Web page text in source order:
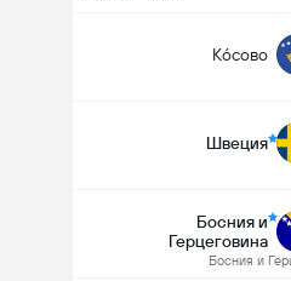
Ко́сово
Швеция
Босния и
Герцеговина
Босния и